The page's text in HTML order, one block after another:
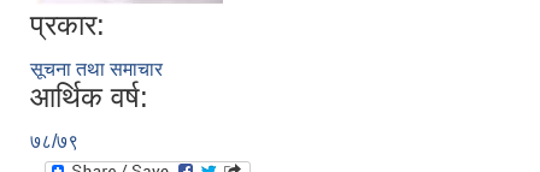
प्रकार:
सूचना तथा समाचार
आर्थिक वर्ष:
७८/७९